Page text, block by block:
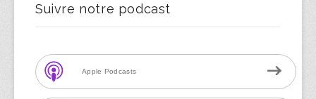
Suivre notre podcast
Apple Podcasts